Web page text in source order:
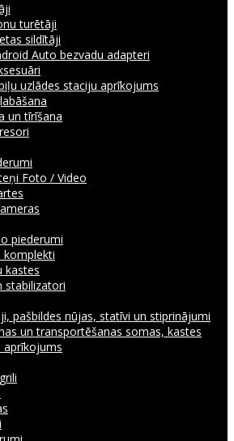
turētāji
sildītāji
Auto bezvadu adapteri
uzlādes staciju aprīkojums
un tīrīšana
Foto / Video
piederumi
komplekti
kastes
stabilizatori
pašbildes nūjas, statīvi un stiprinājumi
un transportēšanas somas, kastes
aprīkojums